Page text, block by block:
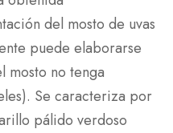
del mosto de uvas
puede elaborarse
mosto no tenga
Se caracteriza por
pálido verdoso